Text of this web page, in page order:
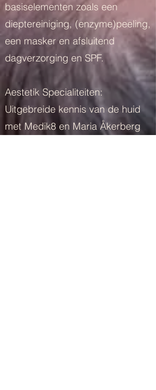
basiselementen zoals een
dieptereiniging, (enzyme)peeling,
een masker en afsluitend
dagverzorging en SPF.
Aestetik Specialiteiten:
Uitgebreide kennis van de huid
met Medik8 en Maria Åkerberg